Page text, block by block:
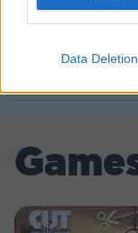
Data Deletion
βίαζε γυναίκες, η
συλλάβει και τον
07.08.2026, 22:54